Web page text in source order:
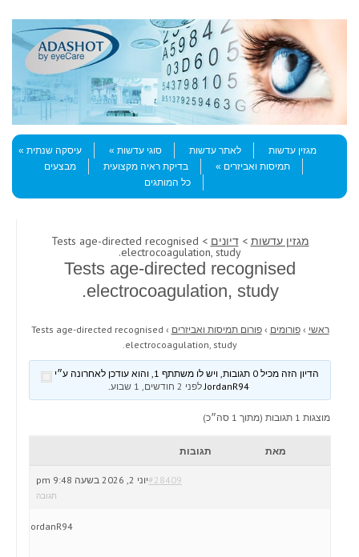
Menu
Skip to content
מגזין עדשות
לאתר עדשות סוגי עדשות
עיסקה שנתית
תמיסות ואביזרים
בדיקת ראיה מקצועית
מבצעים
כל המותגים
מגזין עדשות >דיונים > Tests age-directed recognised
electrocoagulation, study.
Tests age-directed recognised
electrocoagulation, study.
ראשי › פורומים › פורום תמיסות ואביזרים ›
Tests age-directed recognised
electrocoagulation, study.
הדיון הזה מכיל 0 תגובות, ויש לו משתתף 1, והוא עודכן לאחרונה ע״י
לפני 2 חודשים, 1 שבוע .
מוצגות 1 תגובות (מתוך 1 סה״כ)
מאת תגובות
יוני 2, 2026 בשעה 9:48 pm#28409
תגובה
JordanR94